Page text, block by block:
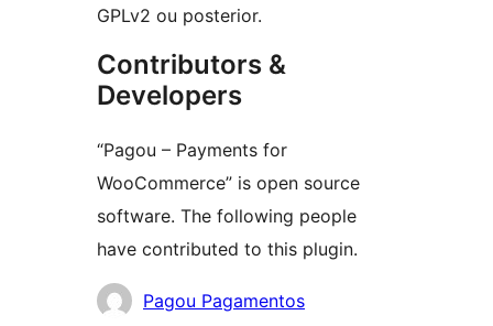
GPLv2 ou posterior.
Contributors &
Developers
“Pagou – Payments for
WooCommerce” is open source
software. The following people
have contributed to this plugin.
ContributorsPagou Pagamentos